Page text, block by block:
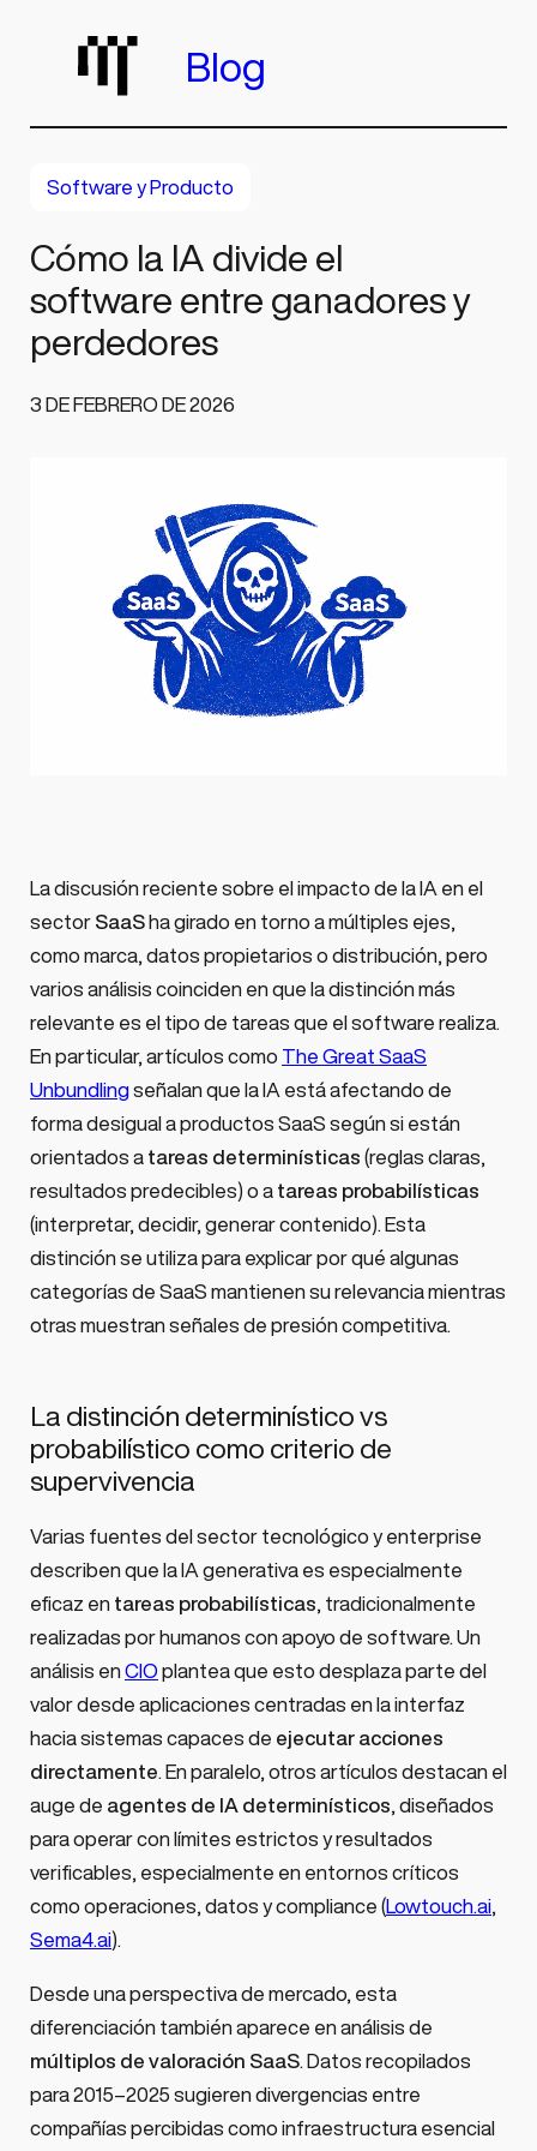
contenido
Blog
Software y Producto
Cómo la IA divide el
software entre ganadores y
perdedores
3 DE FEBRERO DE 2026
La discusión reciente sobre el impacto de la IA en el
sector SaaSha girado en torno a múltiples ejes,
como marca, datos propietarios o distribución, pero
varios análisis coinciden en que la distinción más
relevante es el tipo de tareas que el software realiza.
En particular, artículos como The Great SaaS
Unbundlingseñalan que la IA está afectando de
forma desigual a productos SaaS según si están
orientados a tareas determinísticas (reglas claras,
resultados predecibles) o a tareas probabilísticas
(interpretar, decidir, generar contenido). Esta
distinción se utiliza para explicar por qué algunas
categorías de SaaS mantienen su relevancia mientras
otras muestran señales de presión competitiva.
La distinción determinístico vs
probabilístico como criterio de
supervivencia
Varias fuentes del sector tecnológico y enterprise
describen que la IA generativa es especialmente
eficaz en tareas probabilísticas , tradicionalmente
realizadas por humanos con apoyo de software. Un
análisis enCIO plantea que esto desplaza parte del
valor desde aplicaciones centradas en la interfaz
hacia sistemas capaces de ejecutar acciones
directamente . En paralelo, otros artículos destacan el
auge de agentes de IA determinísticos , diseñados
para operar con límites estrictos y resultados
verificables, especialmente en entornos críticos
como operaciones, datos y compliance (Lowtouch.ai
Sema4.ai).
Desde una perspectiva de mercado, esta
diferenciación también aparece en análisis de
múltiplos de valoración SaaS . Datos recopilados
para 2015–2025 sugieren divergencias entre
compañías percibidas como infraestructura esencial